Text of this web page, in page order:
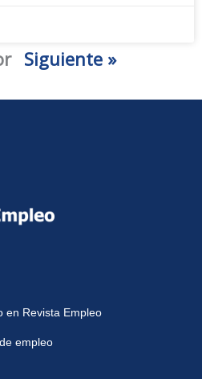
Siguiente »
en Revista Empleo
empleo